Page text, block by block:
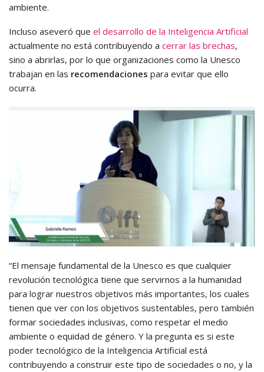
ambiente.
Incluso aseveró que el desarrollo de la Inteligencia Artificial
actualmente no está contribuyendo a cerrar las brechas,
sino a abrirlas, por lo que organizaciones como la Unesco
trabajan en las recomendaciones para evitar que ello
ocurra.
“El mensaje fundamental de la Unesco es que cualquier
revolución tecnológica tiene que servirnos a la humanidad
para lograr nuestros objetivos más importantes, los cuales
tienen que ver con los objetivos sustentables, pero también
formar sociedades inclusivas, como respetar el medio
ambiente o equidad de género. Y la pregunta es si este
poder tecnológico de la Inteligencia Artificial está
contribuyendo a construir este tipo de sociedades o no, y la